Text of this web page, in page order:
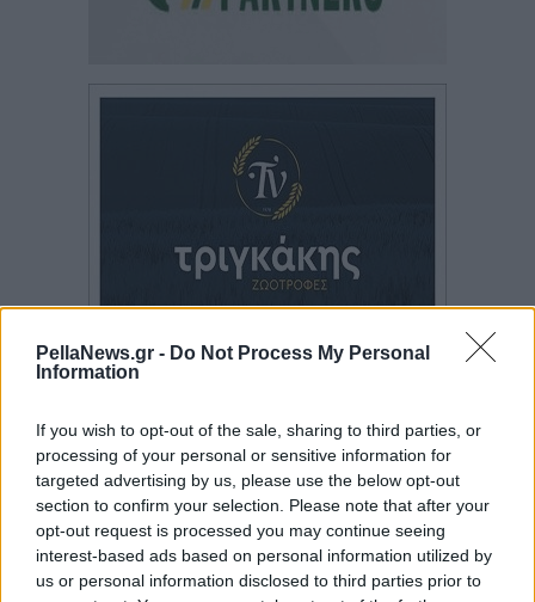
PellaNews.gr - Do Not Process My Personal
Information
If you wish to opt-out of the sale, sharing to third parties, or
processing of your personal or sensitive information for
targeted advertising by us, please use the below opt-out
section to confirm your selection. Please note that after your
opt-out request is processed you may continue seeing
interest-based ads based on personal information utilized by
us or personal information disclosed to third parties prior to